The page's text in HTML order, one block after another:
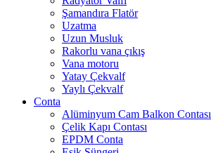
Şamandıra Flatör
Uzatma
Uzun Musluk
Rakorlu vana çıkış
Vana motoru
Yatay Çekvalf
Yaylı Çekvalf
Conta
Alüminyum Cam Balkon Contası
Çelik Kapı Contası
EPDM Conta